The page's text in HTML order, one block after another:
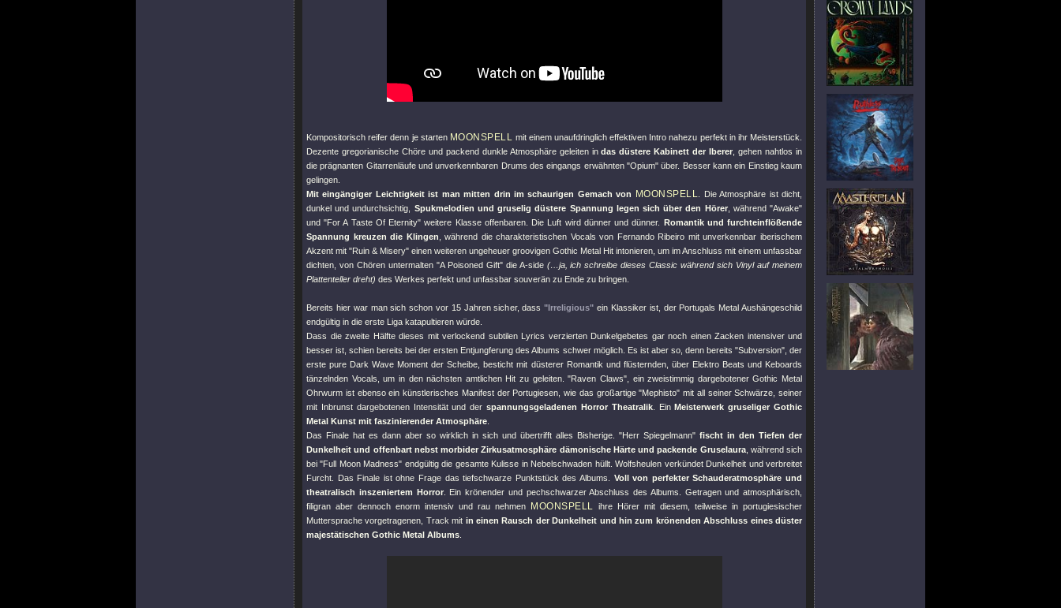
Kompositorisch reifer denn je starten MOONSPELL mit einem unaufdringlich effektiven Intro nahezu perfekt in ihr Meisterstück.
Dezente gregorianische Chöre und packend dunkle Atmosphäre geleiten indas düstere Kabinett der Iberer , gehen nahtlos in
die prägnanten Gitarrenläufe und unverkennbaren Drums des eingangs erwähnten "Opium" über. Besser kann ein Einstieg kaum
gelingen.
Mit eingängiger Leichtigkeit ist man mitten drin im schaurigen Gemach von
MOONSPELL . Die Atmosphäre ist dicht,
dunkel und undurchsichtig, Spukmelodien und gruselig düstere Spannung legen sich über den Hörer, während"Awake"
und"For A Taste Of Eternity" weitere Klasse offenbaren. Die Luft wird dünner und dünner. Romantik und furchteinflößende
Spannung kreuzen die Klingen , während die charakteristischen Vocals von Fernando Ribeiro mit unverkennbar iberischem
Akzent mit "Ruin & Misery" einen weiteren ungeheuer groovigen Gothic Metal Hit intonieren, um im Anschluss mit einem unfassbar
dichten, von Chören untermalten "A Poisoned Gift"die A-side (…ja, ich schreibe dieses Classic während sich Vinyl auf meinem
Plattenteller dreht) des Werkes perfekt und unfassbar souverän zu Ende zu bringen.
Bereits hier war man sich schon vor 15 Jahren sicher, dass"Irreligious" ein Klassiker ist, der Portugals Metal Aushängeschild
endgültig in die erste Liga katapultieren würde.
Dass die zweite Hälfte dieses mit verlockend subtilen Lyrics verzierten Dunkelgebetes gar noch einen Zacken intensiver und
besser ist, schien bereits bei der ersten Entjungferung des Albums schwer möglich. Es ist aber so, denn bereits "Subversion", der
erste pure Dark Wave Moment der Scheibe, besticht mit düsterer Romantik und flüsternden, über Elektro Beats und Keboards
tänzelnden Vocals, um in den nächsten amtlichen Hit zu geleiten."Raven Claws", ein zweistimmig dargebotener Gothic Metal
Ohrwurm ist ebenso ein künstlerisches Manifest der Portugiesen, wie das großartige"Mephisto" mit all seiner Schwärze, seiner
mit Inbrunst dargebotenen Intensität und der spannungsgeladenen Horror Theatralik. EinMeisterwerk gruseliger Gothic
Metal Kunst mit faszinierender Atmosphäre
Das Finale hat es dann aber so wirklich in sich und übertrifft alles Bisherige. "Herr Spiegelmann" fischt in den Tiefen der
Dunkelheit und offenbart nebst morbider Zirkusatmosphäre dämonische Härte und packende Gruselaura, während sich
bei"Full Moon Madness" endgültig die gesamte Kulisse in Nebelschwaden hüllt. Wolfsheulen verkündet Dunkelheit und verbreitet
Furcht. Das Finale ist ohne Frage das tiefschwarze Punktstück des Albums. Voll von perfekter Schauderatmosphäre und
theatralisch inszeniertem Horror. Ein krönender und pechschwarzer Abschluss des Albums. Getragen und atmosphärisch,
filigran aber dennoch enorm intensiv und rau nehmen
MOONSPELL ihre Hörer mit diesem, teilweise in portugiesischer
Muttersprache vorgetragenen, Track mit in einen Rausch der Dunkelheit und hin zum krönenden Abschluss eines düster
majestätischen Gothic Metal Albums